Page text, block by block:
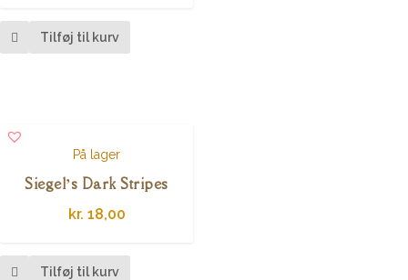
Tilføj til kurv
På lager
Siegel’s Dark Stripes
kr. 18,00
Tilføj til kurv